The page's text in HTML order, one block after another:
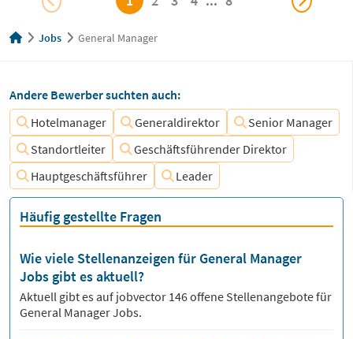
Jobs General Manager
Andere Bewerber suchten auch:
Hotelmanager
Generaldirektor
Senior Manager
Standortleiter
Geschäftsführender Direktor
Hauptgeschäftsführer
Leader
Häufig gestellte Fragen
Wie viele Stellenanzeigen für General Manager
Jobs gibt es aktuell?
Aktuell gibt es auf jobvector 146offene Stellenangebote für
General Manager Jobs.